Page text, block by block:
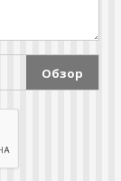
Обзор